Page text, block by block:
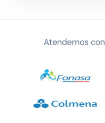
Atendemos